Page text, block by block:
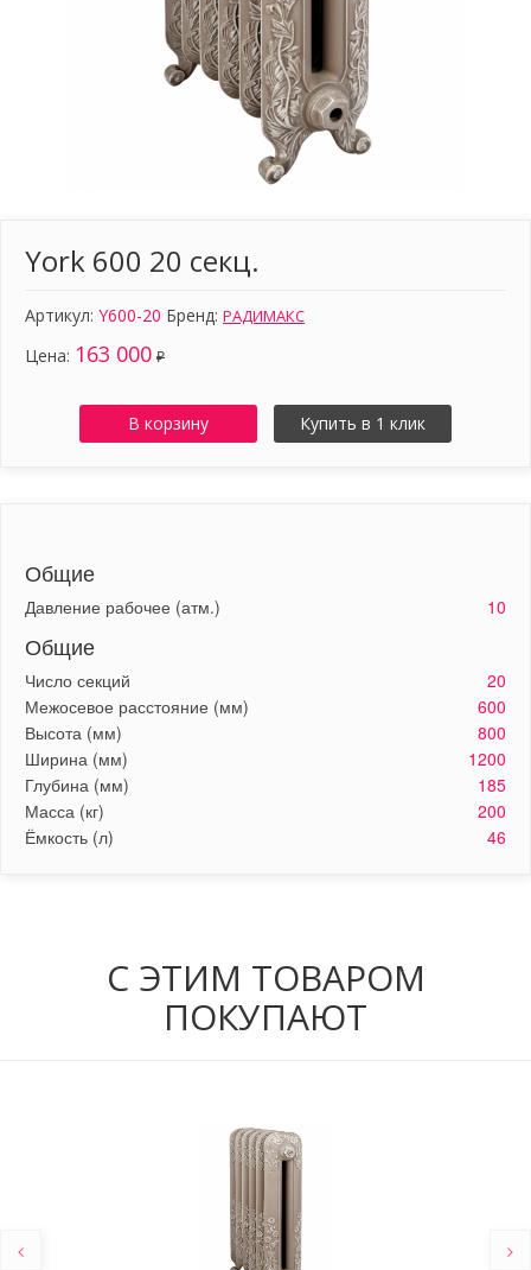
York 600 20 секц.
Артикул: Y600-20 Бренд: РАДИМАКС
Цена: 163 000 ₽
В корзину Купить в 1 клик
Общие
Давление рабочее (атм.) 10
Общие
Число секций
20
Межосевое расстояние (мм)
600
Высота (мм)
800
Ширина (мм)
1200
Глубина (мм)
185
Масса (кг)
200
Ёмкость (л)
46
С ЭТИМ ТОВАРОМ
ПОКУПАЮТ